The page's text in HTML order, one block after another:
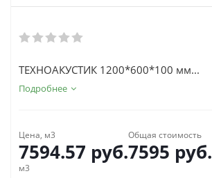
ТЕХНОАКУСТИК 1200*600*100 мм...
Подробнее
Цена, м3
7594.57 руб.
Общая стоимость
7595 руб.
м3